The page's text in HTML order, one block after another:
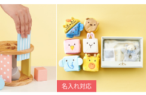
らパンダバウム
ナナ味）（540円）
3層デザート
ェ〜国産フル
り〜 3号（864